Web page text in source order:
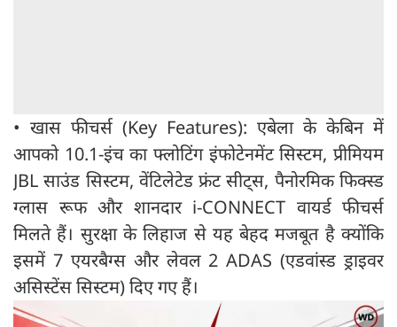
• खास फीचर्स (Key Features): एबेला के केबिन में
आपको 10.1-इंच का फ्लोटिंग इंफोटेनमेंट सिस्टम, प्रीमियम
JBL साउंड सिस्टम, वेंटिलेटेड फ्रंट सीट्स, पैनोरमिक फिक्स्ड
ग्लास रूफ और शानदार i-CONNECT वायर्ड फीचर्स
मिलते हैं। सुरक्षा के लिहाज से यह बेहद मजबूत है क्योंकि
इसमें 7 एयरबैग्स और लेवल 2 ADAS (एडवांस्ड ड्राइवर
असिस्टेंस सिस्टम) दिए गए हैं।